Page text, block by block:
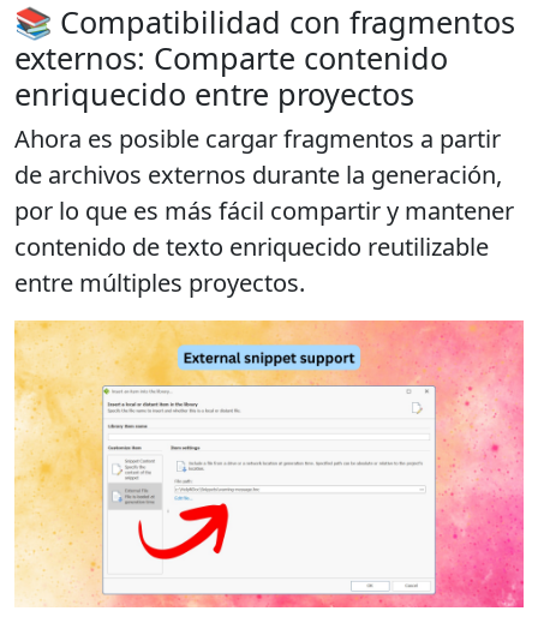
📚 Compatibilidad con fragmentos
externos: Comparte contenido
enriquecido entre proyectos
Ahora es posible cargar fragmentos a partir
de archivos externos durante la generación,
por lo que es más fácil compartir y mantener
contenido de texto enriquecido reutilizable
entre múltiples proyectos.